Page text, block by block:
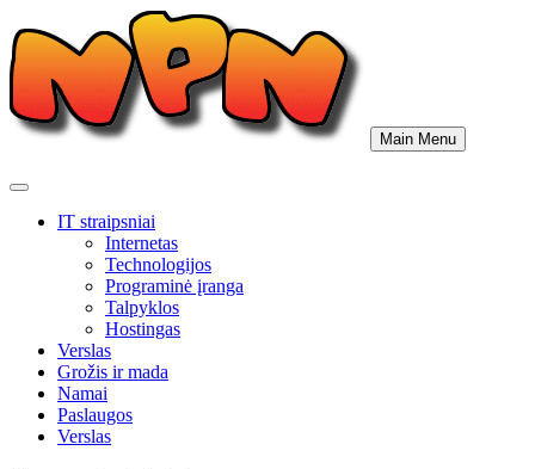
to
content
Main Menu
IT straipsniai
Internetas
Technologijos
Programinė įranga
Talpyklos
Hostingas
Verslas
Grožis ir mada
Namai
Paslaugos
Verslas